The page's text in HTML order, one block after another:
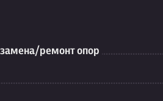
ремонт опор